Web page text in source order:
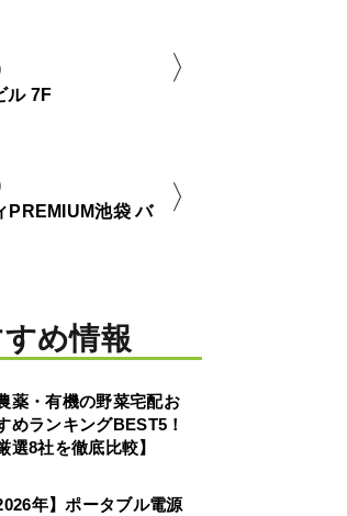
ル 7F
PREMIUM池袋 バ
め情報
薬・有機の野菜宅配お
めランキングBEST5！
選8社を徹底比較】
2026年】ポータブル電源